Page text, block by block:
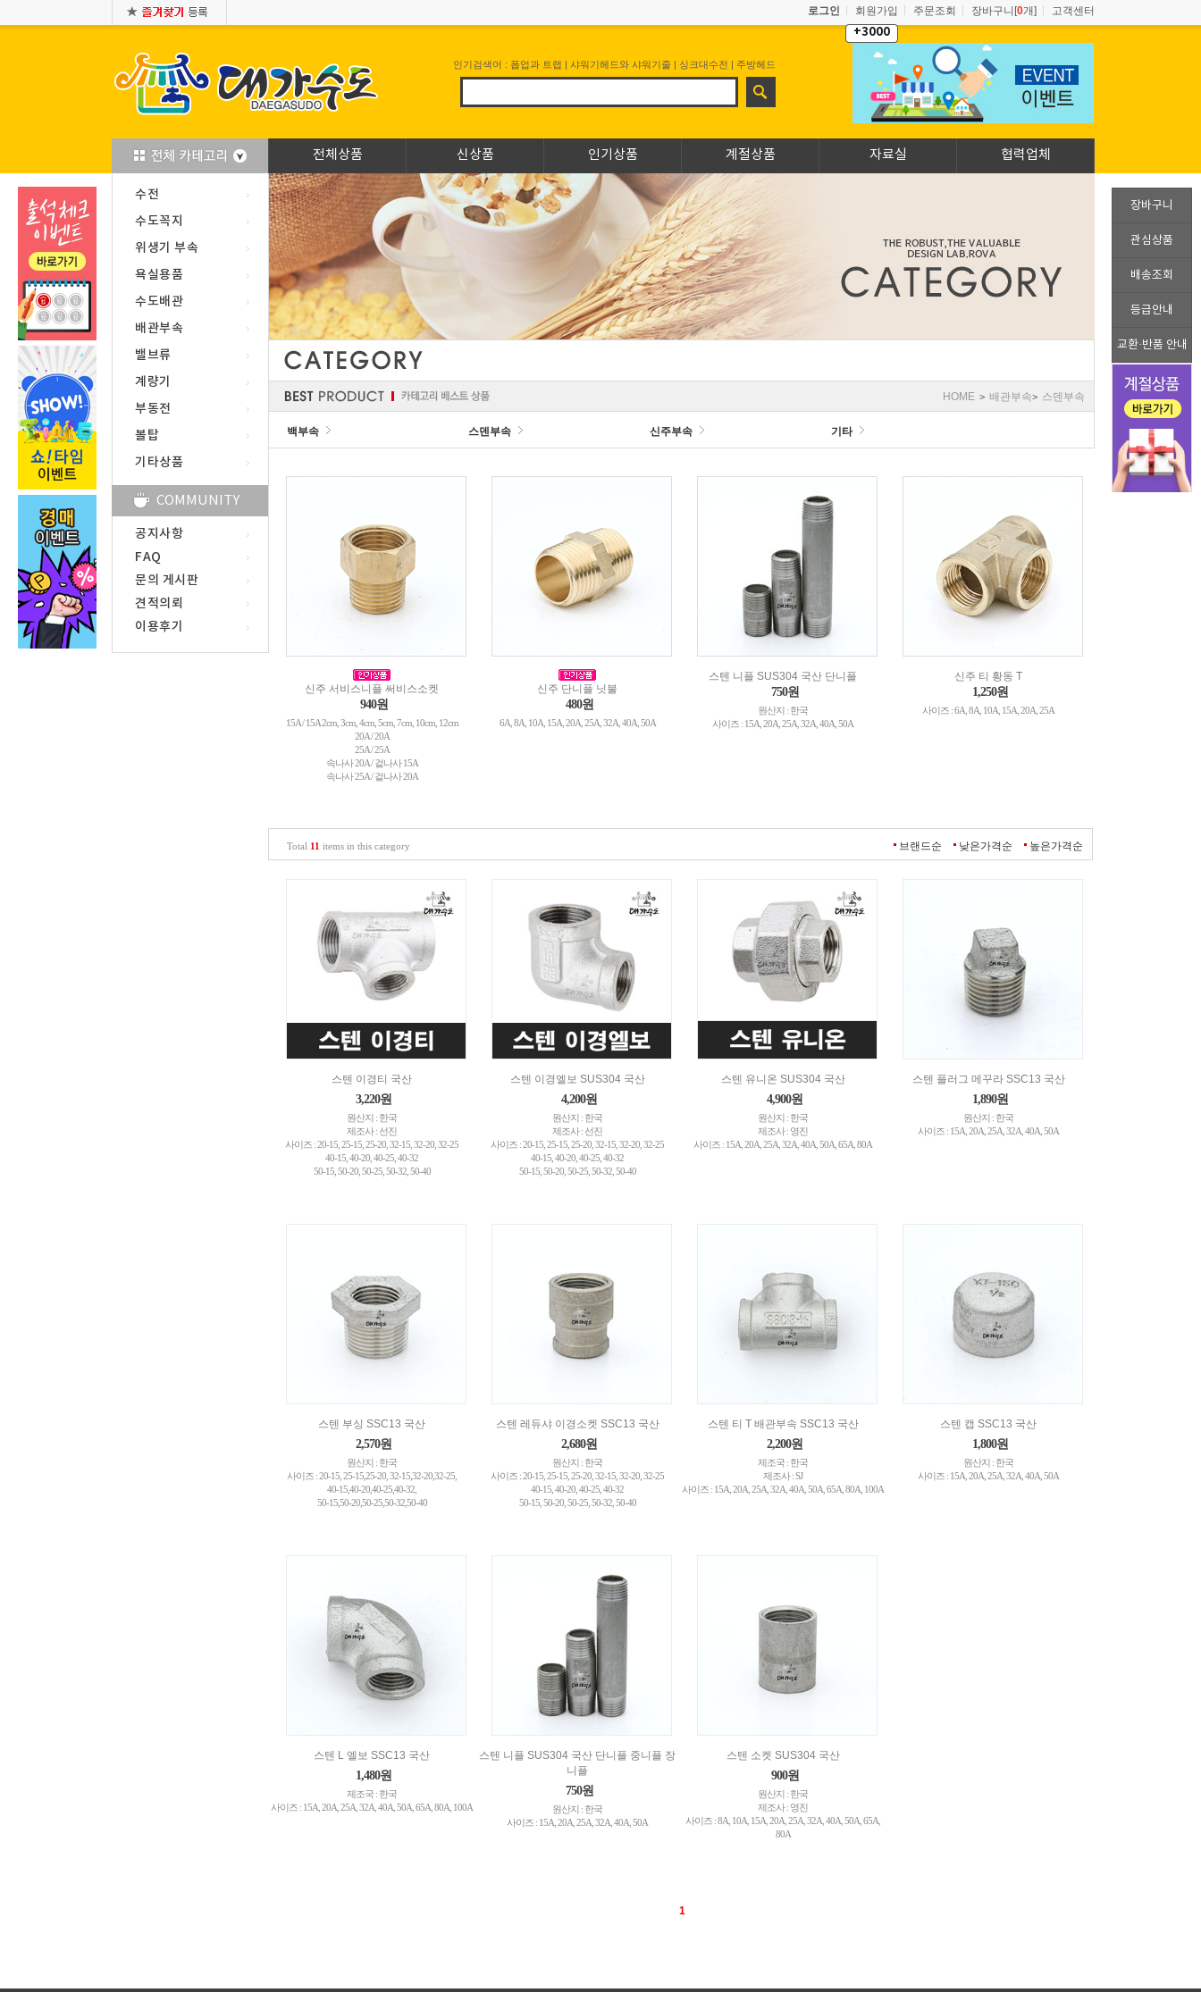
장바구니
관심상품
배송조회
등급안내
교환·반품 안내
+3000
로그인 회원가입 주문조회 장바구니[0개] 고객센터
인기검색어 : 폽업과 트랩 | 샤워기헤드와 샤워기줄 | 싱크대수전 | 주방헤드
전체상품 신상품 인기상품 계절상품 자료실 협력업체
수전
수도꼭지
위생기 부속
욕실용품
수도배관
배관부속
밸브류
계량기
부동전
볼탑
기타상품
COMMUNITY
공지사항
FAQ
문의 게시판
견적의뢰
이용후기
HOME > 배관부속> 스덴부속
백부속 스덴부속 신주부속 기타
신주 서비스니플 써비스소켓
940원
15A / 15A 2cm, 3cm, 4cm, 5cm, 7cm, 10cm, 12cm
20A / 20A
25A / 25A
속나사 20A / 겉나사 15A
속나사 25A / 겉나사 20A
신주 단니플 닛불
480원
6A, 8A, 10A, 15A, 20A, 25A, 32A, 40A, 50A
스텐 니플 SUS304 국산 단니플
750원
원산지 : 한국
사이즈 : 15A, 20A, 25A, 32A, 40A, 50A
신주 티 황동 T
1,250원
사이즈 : 6A, 8A, 10A, 15A, 20A, 25A
Total 11 items in this category 브랜드순 낮은가격순 높은가격순
스텐 이경티 국산
3,220원
원산지 : 한국
제조사 : 선진
사이즈 : 20-15, 25-15, 25-20, 32-15, 32-20, 32-25
40-15, 40-20, 40-25, 40-32
50-15, 50-20, 50-25, 50-32, 50-40
스텐 이경엘보 SUS304 국산
4,200원
원산지 : 한국
제조사 : 선진
사이즈 : 20-15, 25-15, 25-20, 32-15, 32-20, 32-25
40-15, 40-20, 40-25, 40-32
50-15, 50-20, 50-25, 50-32, 50-40
스텐 유니온 SUS304 국산
4,900원
원산지 : 한국
제조사 : 영진
사이즈 : 15A, 20A, 25A, 32A, 40A, 50A, 65A, 80A
스텐 플러그 메꾸라 SSC13 국산
1,890원
원산지 : 한국
사이즈 : 15A, 20A, 25A, 32A, 40A, 50A
스텐 부싱 SSC13 국산
2,570원
원산지 : 한국
사이즈 : 20-15, 25-15,25-20, 32-15,32-20,32-25,
40-15,40-20,40-25,40-32,
50-15,50-20,50-25,50-32,50-40
스텐 레듀샤 이경소켓 SSC13 국산
2,680원
원산지 : 한국
사이즈 : 20-15, 25-15, 25-20, 32-15, 32-20, 32-25
40-15, 40-20, 40-25, 40-32
50-15, 50-20, 50-25, 50-32, 50-40
스텐 티 T 배관부속 SSC13 국산
2,200원
제조국 : 한국
제조사 : SJ
사이즈 : 15A, 20A, 25A, 32A, 40A, 50A, 65A, 80A, 100A
스텐 캡 SSC13 국산
1,800원
원산지 : 한국
사이즈 : 15A, 20A, 25A, 32A, 40A, 50A
스텐 L 엘보 SSC13 국산
1,480원
제조국 : 한국
사이즈 : 15A, 20A, 25A, 32A, 40A, 50A, 65A, 80A, 100A
스텐 니플 SUS304 국산 단니플 중니플 장
니플
750원
원산지 : 한국
사이즈 : 15A, 20A, 25A, 32A, 40A, 50A
스텐 소켓 SUS304 국산
900원
원산지 : 한국
제조사 : 영진
사이즈 : 8A, 10A, 15A, 20A, 25A, 32A, 40A, 50A, 65A,
80A
1